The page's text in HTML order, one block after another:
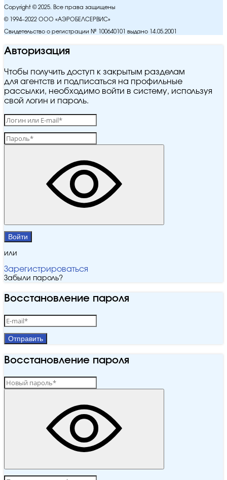
Copyright © 2025. Все права защищены
© 1994–2022 ООО «АЭРОБЕЛСЕРВИС»
Свидетельство о регистрации № 100640101 выдано 14.05.2001
Авторизация
Чтобы получить доступ к закрытым разделам
для агентств и подписаться на профильные
рассылки, необходимо войти в систему, используя
свой логин и пароль.
Войти
или
Зарегистрироваться
Забыли пароль?
Восстановление пароля
Отправить
Восстановление пароля